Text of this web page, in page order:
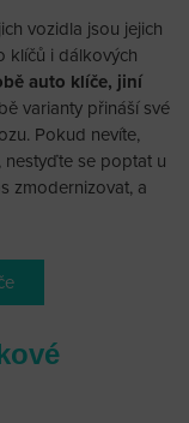
vozidla jsou jejich
klíčů i dálkových
auto klíče, jiní
varianty přináší své
Pokud nevíte,
nestyďte se poptat u
zmodernizovat, a